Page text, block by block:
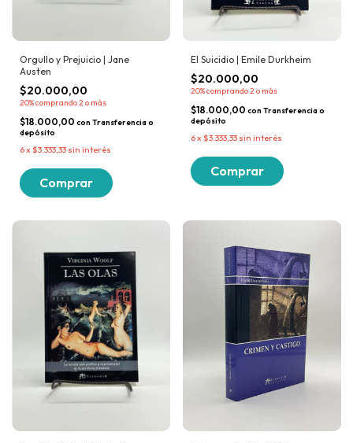
Orgullo y Prejuicio | Jane
Austen
$20.000,00
20%comprando 2 o más
$18.000,00 con Transferencia o
depósito
6x $3.333,33 sin interés
El Suicidio | Emile Durkheim
$20.000,00
20%comprando 2 o más
$18.000,00 con Transferencia o
depósito
6x $3.333,33 sin interés